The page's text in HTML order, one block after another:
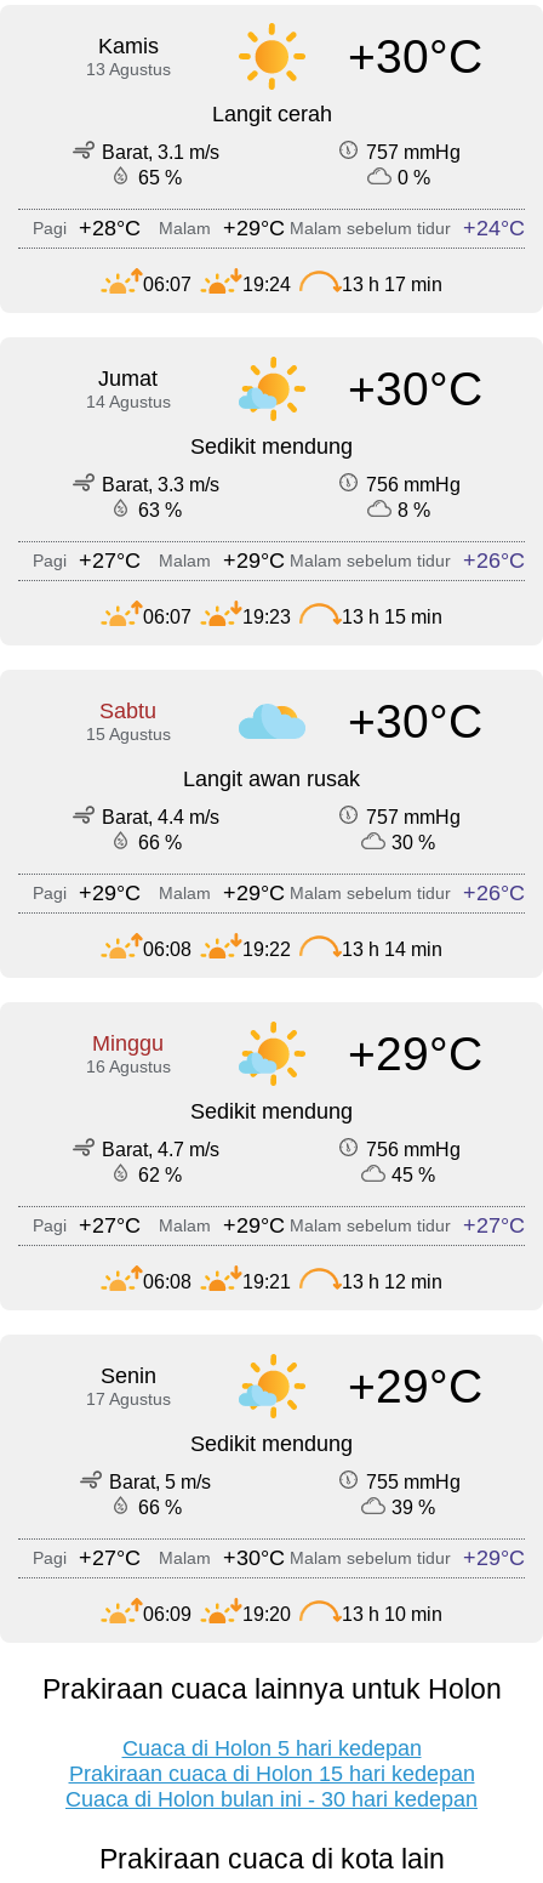
Kamis
13 Agustus +30°C
Langit cerah
Barat, 3.1 m/s
757 mmHg
65 %
0 %
Pagi +28°C Malam +29°C Malam sebelum tidur +24°C
06:07 19:24 13 h 17 min
Jumat
14 Agustus +30°C
Sedikit mendung
Barat, 3.3 m/s
756 mmHg
63 %
8 %
Pagi +27°C Malam +29°C Malam sebelum tidur +26°C
06:07 19:23 13 h 15 min
Sabtu
15 Agustus +30°C
Langit awan rusak
Barat, 4.4 m/s
757 mmHg
66 %
30 %
Pagi +29°C Malam +29°C Malam sebelum tidur +26°C
06:08 19:22 13 h 14 min
Minggu
16 Agustus +29°C
Sedikit mendung
Barat, 4.7 m/s
756 mmHg
62 %
45 %
Pagi +27°C Malam +29°C Malam sebelum tidur +27°C
06:08 19:21 13 h 12 min
Senin
17 Agustus +29°C
Sedikit mendung
Barat, 5 m/s
755 mmHg
66 %
39 %
Pagi +27°C Malam +30°C Malam sebelum tidur +29°C
06:09 19:20 13 h 10 min
Prakiraan cuaca lainnya untuk Holon
Cuaca di Holon 5 hari kedepan
Prakiraan cuaca di Holon 15 hari kedepan
Cuaca di Holon bulan ini - 30 hari kedepan
Prakiraan cuaca di kota lain